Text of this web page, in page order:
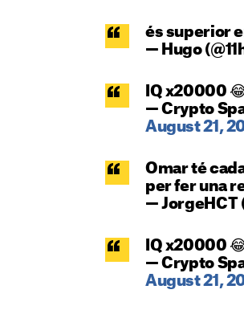
és superior
— Hugo
IQ x20000
— Crypto
August 21,
Omar té
per fer una
— JorgeHCT
IQ x20000
— Crypto
August 21,